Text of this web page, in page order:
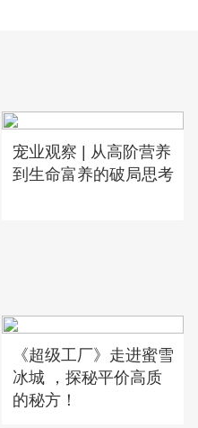
宠业观察 | 从高阶营养
到生命富养的破局思考
《超级工厂》走进蜜雪
冰城 ，探秘平价高质
的秘方！